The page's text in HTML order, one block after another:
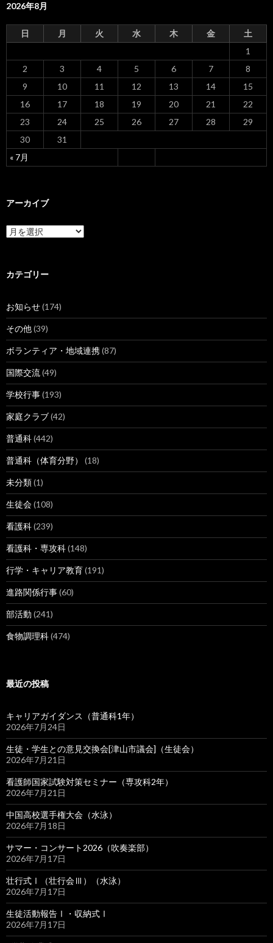
シ
ョ
ン
2026年8月
日 月 火 水 木 金 土
« 7月
1
2
3 4 5 6 7
8
9
10 11 12 13 14
15
16
17 18 19 20 21
22
23
24 25 26 27 28
29
30
31
アーカイブ
ア
ー
ブ
カテゴリー
お知らせ(174)
その他(39)
ボランティア・地域連携(87)
国際交流(49)
学校行事(193)
家庭クラブ(42)
普通科(442)
普通科（体育分野） (18)
未分類(1)
生徒会(108)
看護科(239)
看護科・専攻科(148)
行学・キャリア教育(191)
進路関係行事(60)
部活動 (241)
食物調理科(474)
最近の投稿
キャリアガイダンス（普通科1年）
2026年7月24日
生徒・学生との意見交換会[津山市議会]（生徒会）
2026年7月21日
看護師国家試験対策セミナー（専攻科2年）
2026年7月21日
中国高校選手権大会（水泳）
2026年7月18日
サマー・コンサート2026（吹奏楽部）
2026年7月17日
壮行式Ⅰ（壮行会Ⅲ）（水泳）
2026年7月17日
生徒活動報告Ⅰ・収納式Ⅰ
2026年7月17日